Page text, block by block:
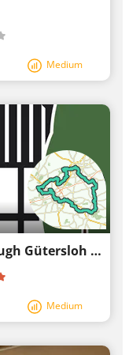
Medium
ArchitekTour - Cycle route through Gütersloh as well as the historic town centers of Rietberg and Rh
Medium